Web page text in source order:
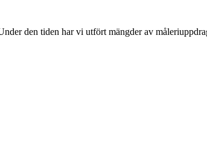
den tiden har vi utfört mängder av